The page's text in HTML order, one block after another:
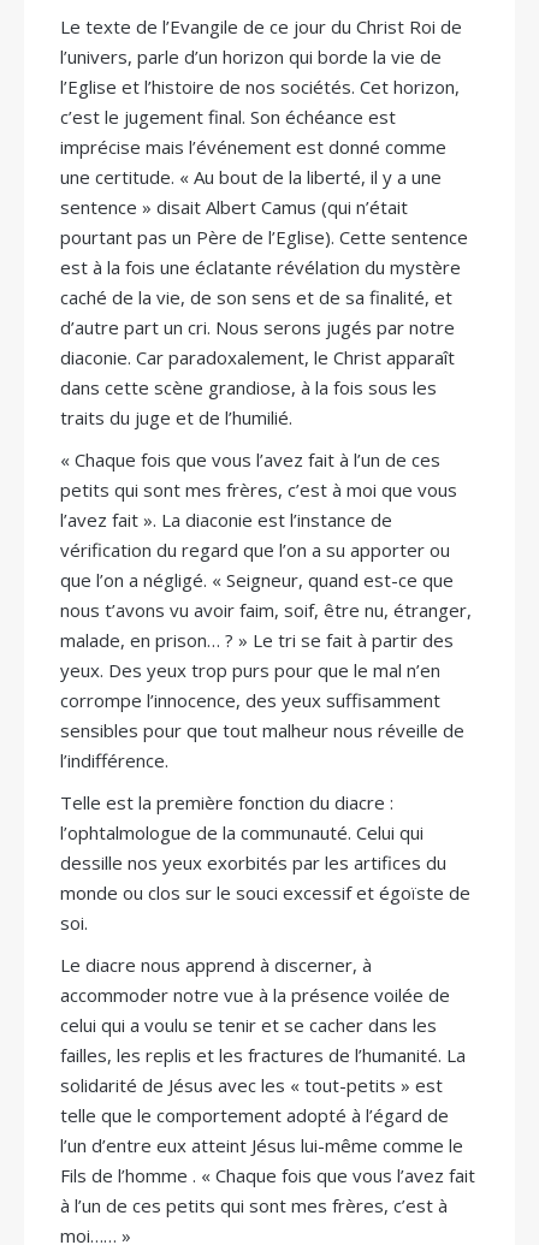
Le texte de l’Evangile de ce jour du Christ Roi de
l’univers, parle d’un horizon qui borde la vie de
l’Eglise et l’histoire de nos sociétés. Cet horizon,
c’est le jugement final. Son échéance est
imprécise mais l’événement est donné comme
une certitude. « Au bout de la liberté, il y a une
sentence » disait Albert Camus (qui n’était
pourtant pas un Père de l’Eglise). Cette sentence
est à la fois une éclatante révélation du mystère
caché de la vie, de son sens et de sa finalité, et
d’autre part un cri. Nous serons jugés par notre
diaconie. Car paradoxalement, le Christ apparaît
dans cette scène grandiose, à la fois sous les
traits du juge et de l’humilié.
« Chaque fois que vous l’avez fait à l’un de ces
petits qui sont mes frères, c’est à moi que vous
l’avez fait ». La diaconie est l’instance de
vérification du regard que l’on a su apporter ou
que l’on a négligé. « Seigneur, quand est-ce que
nous t’avons vu avoir faim, soif, être nu, étranger,
malade, en prison… ? » Le tri se fait à partir des
yeux. Des yeux trop purs pour que le mal n’en
corrompe l’innocence, des yeux suffisamment
sensibles pour que tout malheur nous réveille de
l’indifférence.
Telle est la première fonction du diacre :
l’ophtalmologue de la communauté. Celui qui
dessille nos yeux exorbités par les artifices du
monde ou clos sur le souci excessif et égoïste de
soi.
Le diacre nous apprend à discerner, à
accommoder notre vue à la présence voilée de
celui qui a voulu se tenir et se cacher dans les
failles, les replis et les fractures de l’humanité. La
solidarité de Jésus avec les « tout-petits » est
telle que le comportement adopté à l’égard de
l’un d’entre eux atteint Jésus lui-même comme le
Fils de l’homme . « Chaque fois que vous l’avez fait
à l’un de ces petits qui sont mes frères, c’est à
moi…… »